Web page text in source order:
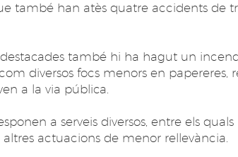
també han atès quatre accidents de
també hi ha hagut un
diversos focs menors en papereres,
a la via pública.
a serveis diversos, entre els
actuacions de menor rellevància.